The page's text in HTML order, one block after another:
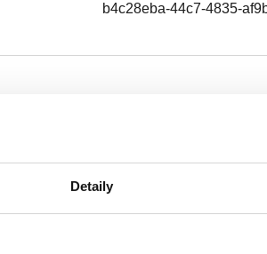
Detaily
b4c28eba-44c7-4835-